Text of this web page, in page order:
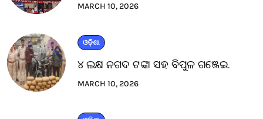
MARCH 10, 2026
ଓଡ଼ିଶା
୪ ଲକ୍ଷ ନଗଦ ଟଙ୍କା ସହ ବିପୁଳ ଗଞ୍ଜେଇ.
MARCH 10, 2026